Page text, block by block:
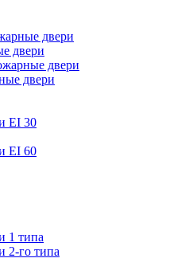
двери
двери
двери
двери
EI 30
EI 60
1 типа
2-го типа